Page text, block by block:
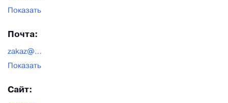
Показать
Почта:
zakaz@samosval76.ru
Показать
Сайт: